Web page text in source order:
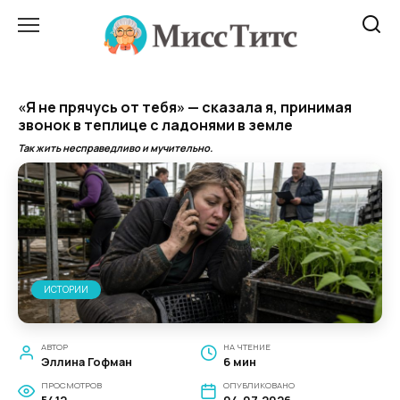
«Я не прячусь от тебя» — сказала я, принимая
звонок в теплице с ладонями в земле
Так жить несправедливо и мучительно.
ИСТОРИИ
АВТОР
Эллина Гофман
НА ЧТЕНИЕ
6 мин
ПРОСМОТРОВ ОПУБЛИКОВАНО